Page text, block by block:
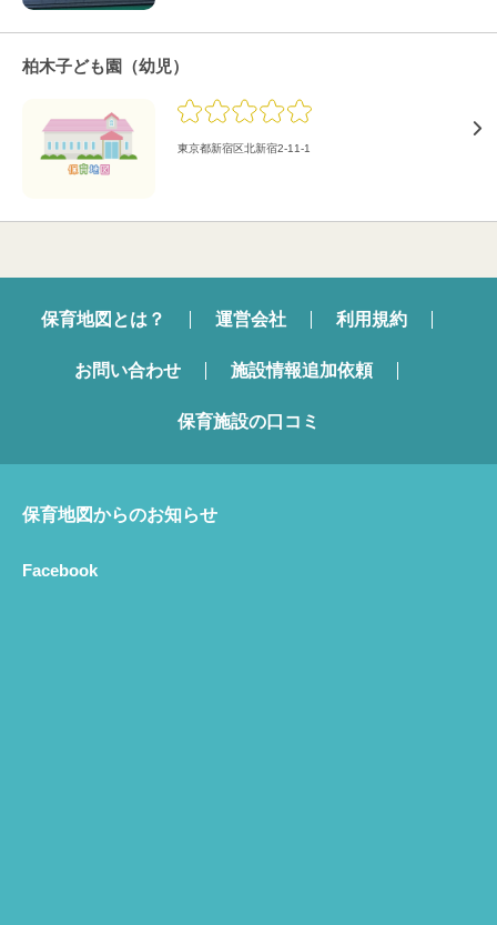
柏木子ども園（幼児）
東京都新宿区北新宿2-11-1
保育地図とは？ 運営会社 利用規約
お問い合わせ 施設情報追加依頼
保育施設の口コミ
保育地図からのお知らせ
Facebook